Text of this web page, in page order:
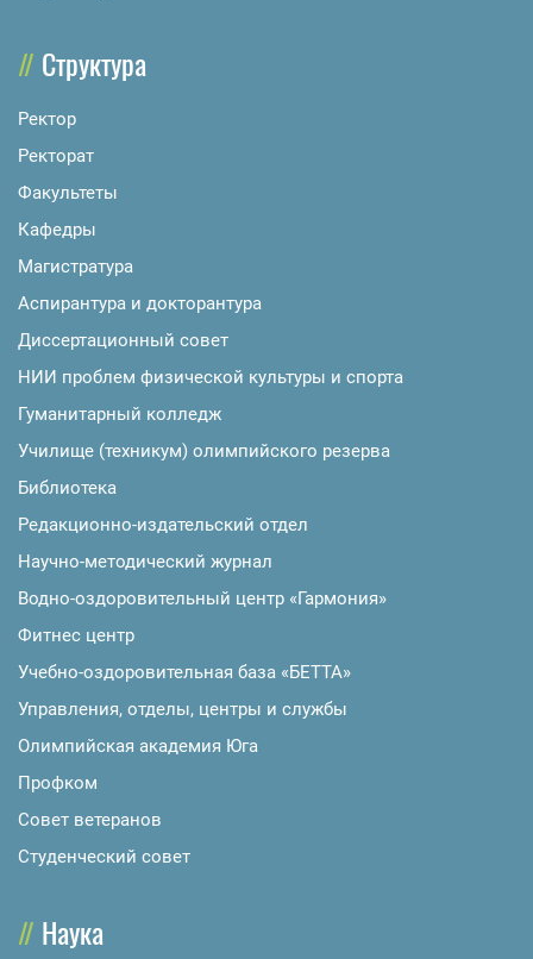
Структура
Ректор
Ректорат
Факультеты
Кафедры
Магистратура
Аспирантура и докторантура
Диссертационный совет
НИИ проблем физической культуры и спорта
Гуманитарный колледж
Училище (техникум) олимпийского резерва
Библиотека
Редакционно-издательский отдел
Научно-методический журнал
Водно-оздоровительный центр «Гармония»
Фитнес центр
Учебно-оздоровительная база «БЕТТА»
Управления, отделы, центры и службы
Олимпийская академия Юга
Профком
Совет ветеранов
Студенческий совет
Наука